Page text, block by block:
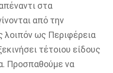
στα
από την
λοιπόν ως Περιφέρεια
τέτοιου είδους
Προσπαθούμε να